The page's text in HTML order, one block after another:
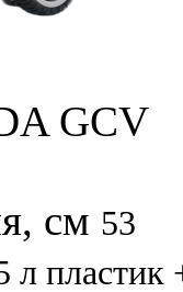
GCV
см 53
л пластик